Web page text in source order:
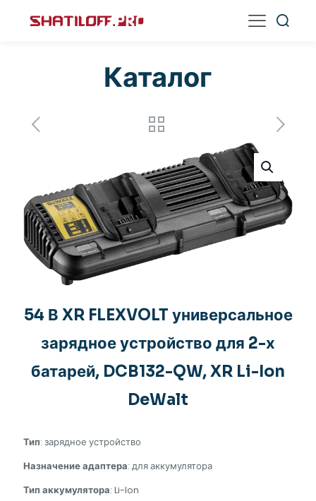
Каталог
54 В XR FLEXVOLT универсальное
зарядное устройство для 2-х
батарей, DCB132-QW, XR Li-Ion
DeWalt
Тип: зарядное устройство
Назначение адаптера: для аккумулятора
Тип аккумулятора: Li-Ion